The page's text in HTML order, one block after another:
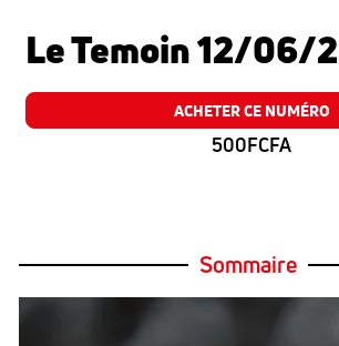
Le Temoin 12/06/
ACHETER CE NUMÉRO
500FCFA
Sommaire